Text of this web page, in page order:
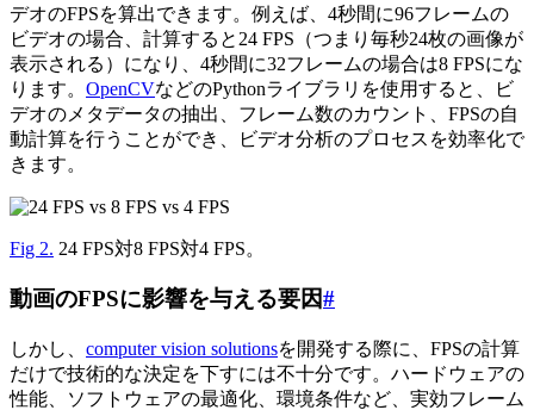
デオのFPSを算出できます。例えば、4秒間に96フレームの
ビデオの場合、計算すると24 FPS（つまり毎秒24枚の画像が
表示される）になり、4秒間に32フレームの場合は8 FPSにな
ります。 OpenCVなどのPythonライブラリを使用すると、ビ
デオのメタデータの抽出、フレーム数のカウント、FPSの自
動計算を行うことができ、ビデオ分析のプロセスを効率化で
きます。
Fig 2. 24 FPS対8 FPS対4 FPS。
動画のFPSに影響を与える要因#
しかし、 computer vision solutionsを開発する際に、FPSの計算
だけで技術的な決定を下すには不十分です。ハードウェアの
性能、ソフトウェアの最適化、環境条件など、実効フレーム